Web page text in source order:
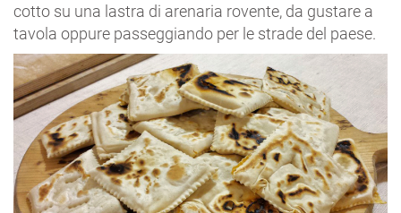
cotto su una lastra di arenaria rovente, da gustare a
tavola oppure passeggiando per le strade del paese.